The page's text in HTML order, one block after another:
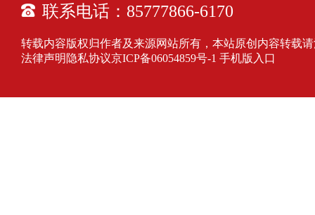
联系电话：85777866-6170
转载内容版权归作者及来源网站所有，本站原创内容转载
法律声明隐私协议京ICP备06054859号-1 手机版入口